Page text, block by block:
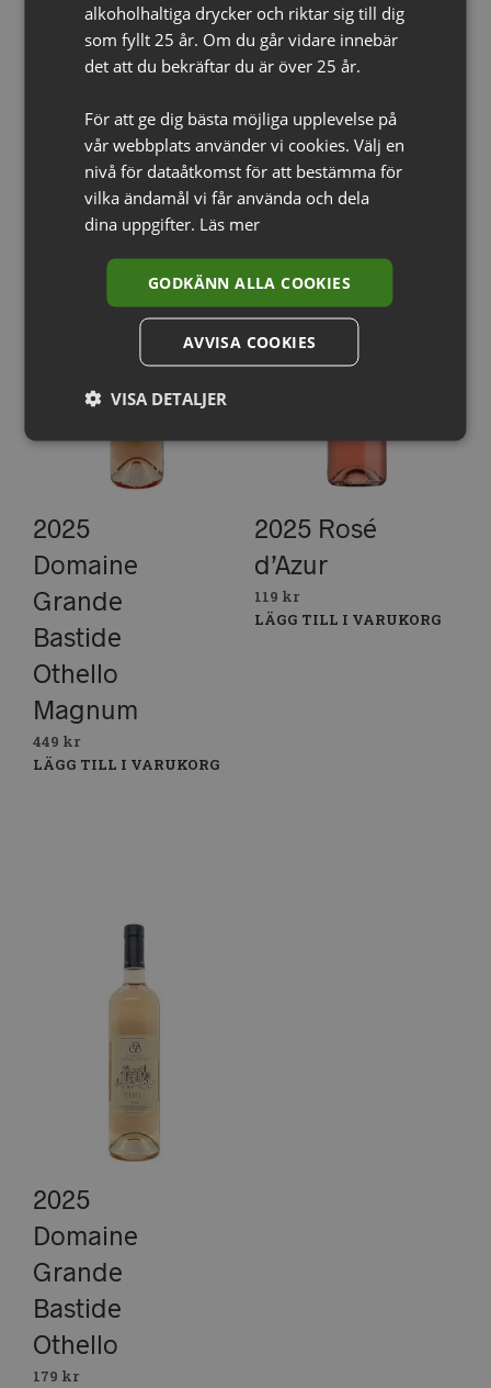
6000ml
Relaterade produkter
2025
Domaine
Grande
Bastide
Othello
Magnum
449 kr
LÄGG TILL I VARUKORG
2025 Rosé
d’Azur
119 kr
LÄGG TILL I VARUKORG
2025
Domaine
Grande
Bastide
Othello
179 kr
alkoholhaltiga drycker och riktar sig till dig
som fyllt 25 år. Om du går vidare innebär
det att du bekräftar du är över 25 år.
För att ge dig bästa möjliga upplevelse på
vår webbplats använder vi cookies. Välj en
nivå för dataåtkomst för att bestämma för
vilka ändamål vi får använda och dela
dina uppgifter. Läs mer
GODKÄNN ALLA COOKIES
AVVISA COOKIES
VISA DETALJER